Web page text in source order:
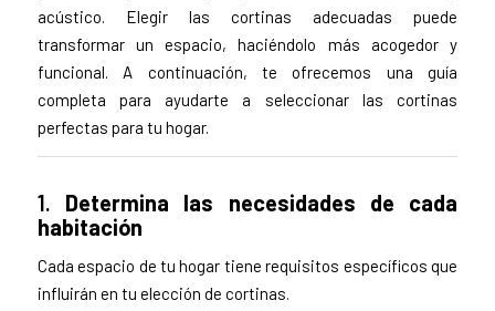
acústico. Elegir las cortinas adecuadas puede
transformar un espacio, haciéndolo más acogedor y
funcional. A continuación, te ofrecemos una guía
completa para ayudarte a seleccionar las cortinas
perfectas para tu hogar.
1. Determina las necesidades de cada
habitación
Cada espacio de tu hogar tiene requisitos específicos que
influirán en tu elección de cortinas.